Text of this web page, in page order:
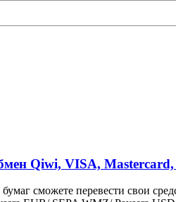
Qiwi, VISA, Mastercard,
сможете перевести свои